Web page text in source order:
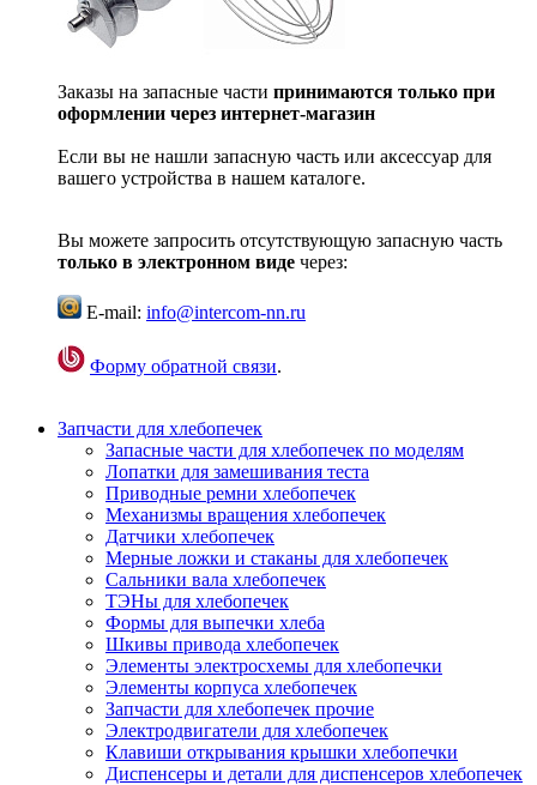
Заказы на запасные части принимаются только при
оформлении через интернет-магазин
Если вы не нашли запасную часть или аксессуар для
вашего устройства в нашем каталоге.
Вы можете запросить отсутствующую запасную часть
только в электронном виде через:
E-mail: info@intercom-nn.ru
Форму обратной связи.
Запчасти для хлебопечек
Запасные части для хлебопечек по моделям
Лопатки для замешивания теста
Приводные ремни хлебопечек
Механизмы вращения хлебопечек
Датчики хлебопечек
Мерные ложки и стаканы для хлебопечек
Сальники вала хлебопечек
ТЭНы для хлебопечек
Формы для выпечки хлеба
Шкивы привода хлебопечек
Элементы электросхемы для хлебопечки
Элементы корпуса хлебопечек
Запчасти для хлебопечек прочие
Электродвигатели для хлебопечек
Клавиши открывания крышки хлебопечки
Диспенсеры и детали для диспенсеров хлебопечек